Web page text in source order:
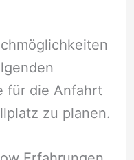
für die Anfahrt
zu planen.